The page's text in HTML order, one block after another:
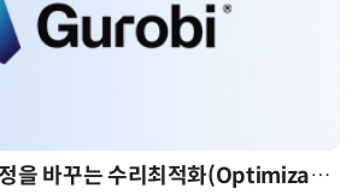
AI 시대의 의사결정을 바꾸는 수리최적화(Optimization): 실제 산업 적용 사례와 활용 전략